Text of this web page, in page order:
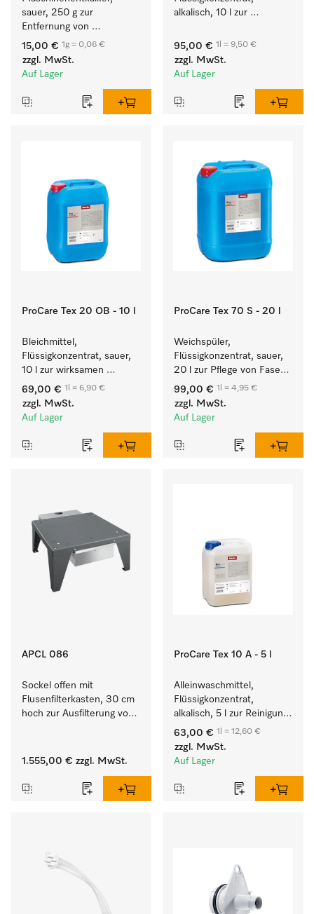
sauer, 250 g zur
Entfernung von
hartnäckigen
Kalkablagerungen.
15,00 € 1g = 0,06 €
zzgl. MwSt.
Auf Lager
alkalisch, 10 l zur
und farbechter
Buntwäsche.
95,00 € 1l = 9,50 €
zzgl. MwSt.
Auf Lager
ProCare Tex 20 OB - 10 l
Bleichmittel,
Flüssigkonzentrat, sauer,
10 l zur wirksamen
Entfernung von
hartnäckigen Flecken.
69,00 € 1l = 6,90 €
zzgl. MwSt.
Auf Lager
ProCare Tex 70 S - 20 l
Weichspüler,
Flüssigkonzentrat, sauer,
20 l zur Pflege von Fasern
für eine langfristige
Geschmeidigkeit der
Textilien.
99,00 € 1l = 4,95 €
zzgl. MwSt.
Auf Lager
APCL 086
Sockel offen mit
Flusenfilterkasten, 30 cm
hoch zur Ausfilterung von
1.555,00 € zzgl. MwSt.
ProCare Tex 10 A - 5 l
Alleinwaschmittel,
Flüssigkonzentrat,
alkalisch, 5 l zur Reinigung
weißer Textilien und
farbechter Buntwäsche.
63,00 € 1l = 12,60 €
zzgl. MwSt.
Auf Lager